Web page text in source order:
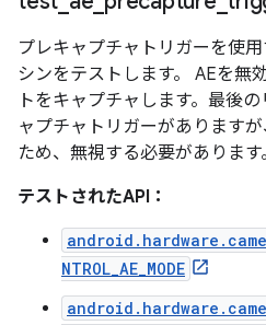
プレキャプチャトリガーを使
シンをテストします。 AEを無
トをキャプチャします。最後
ャプチャトリガーがあります
ため、無視する必要があります。
テストされたAPI：
NTROL_AE_MODE